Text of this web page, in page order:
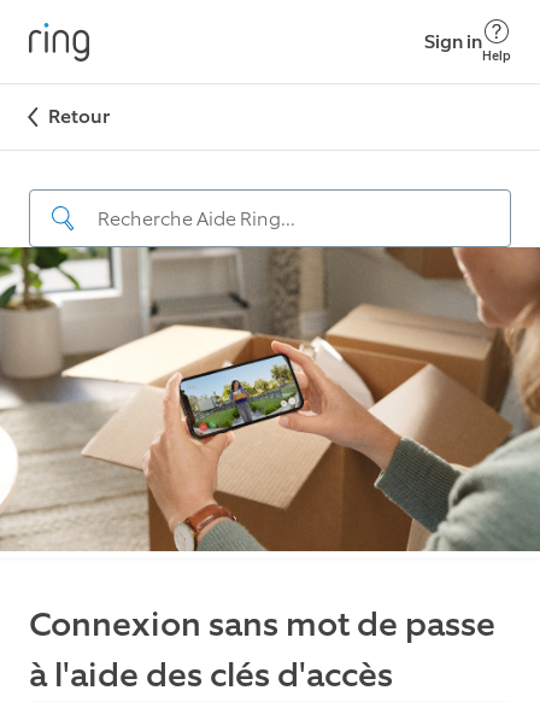
Sign in
Help
Retour
Connexion sans mot de passe
à l'aide des clés d'accès